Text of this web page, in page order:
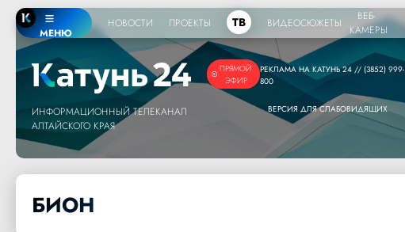
МЕНЮ
НОВОСТИ ПРОЕКТЫ ТВ ВИДЕОСЮЖЕТЫ
ВЕБ-
КАМЕРЫ
ПРЯМОЙ
ЭФИР
ИНФОРМАЦИОННЫЙ ТЕЛЕКАНАЛ
АЛТАЙСКОГО КРАЯ
РЕКЛАМА НА КАТУНЬ 24 // (3852) 999-
800
ВЕРСИЯ ДЛЯ СЛАБОВИДЯЩИХ
БИОН